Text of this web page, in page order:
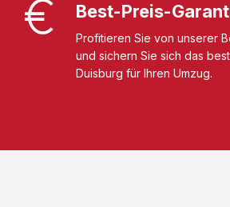
Best-Preis-
Profitieren Sie von unserer
und sichern Sie sich das
Duisburg für Ihren Umzug.